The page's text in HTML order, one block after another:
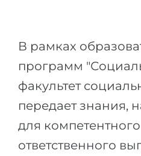
Профессии
Специальности
Примеры вакансий
КАРЬЕРНОЕ
Медицина
Инженерия
Физика
Менеджмент
Другая специальность
В рамках
программ
факультет
передает знания,
для
ответственного